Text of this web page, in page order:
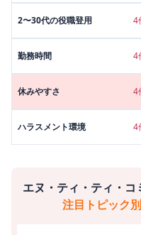
2〜30代の役職登用 4
勤務時間 4
休みやすさ 4
ハラスメント環境 4
エヌ・ティ・ティ・
注目トピック別